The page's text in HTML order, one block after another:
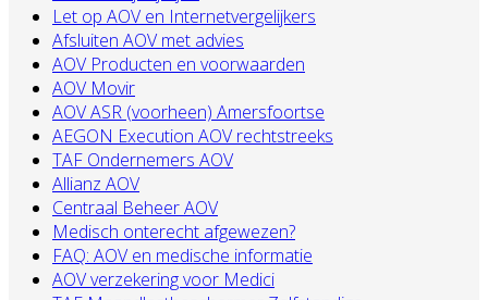
Let op AOV en Internetvergelijkers
Afsluiten AOV met advies
AOV Producten en voorwaarden
AOV Movir
AOV ASR (voorheen) Amersfoortse
AEGON Execution AOV rechtstreeks
TAF Ondernemers AOV
Allianz AOV
Centraal Beheer AOV
Medisch onterecht afgewezen?
FAQ: AOV en medische informatie
AOV verzekering voor Medici